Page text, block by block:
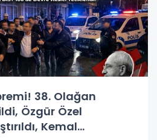
38. Olağan
Özgür Özel
Kemal